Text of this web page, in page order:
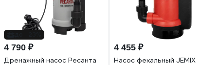
4 790 ₽
Дренажный насос Ресанта
4 455 ₽
Насос фекальный JEMIX